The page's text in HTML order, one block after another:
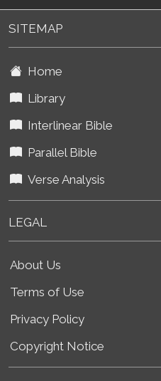
SITEMAP
Home
Library
Interlinear Bible
Parallel Bible
Verse Analysis
LEGAL
About Us
Terms of Use
Privacy Policy
Copyright Notice